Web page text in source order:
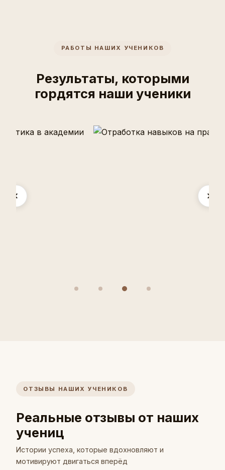
РАБОТЫ НАШИХ УЧЕНИКОВ
Результаты, которыми
гордятся наши ученики
ОТЗЫВЫ НАШИХ УЧЕНИКОВ
Реальные отзывы от наших
учениц
Истории успеха, которые вдохновляют и
мотивируют двигаться вперёд